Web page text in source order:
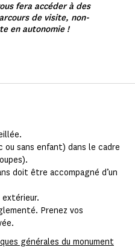
fera accéder à des
de visite, non-
en autonomie !
sans enfant) dans le cadre
doit être accompagné d’un
Prenez vos
générales du monument